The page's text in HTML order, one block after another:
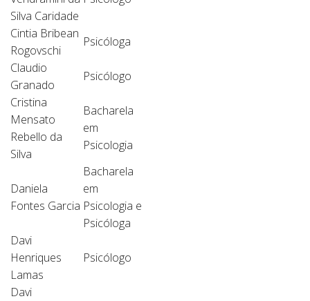
Silva Caridade
Cintia Bribean
Rogovschi
Psicóloga
Claudio
Granado
Psicólogo
Cristina
Mensato
Rebello da
Silva
Bacharela
em
Psicologia
Daniela
Fontes Garcia
Bacharela
em
Psicologia e
Psicóloga
Davi
Henriques
Lamas
Psicólogo
Davi